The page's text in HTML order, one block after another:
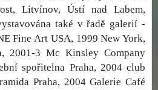
Litvínov, Ústí nad Labem,
také v řadě galerií -
Fine Art USA, 1999 New York,
2001-3 Mc Kinsley Company
spořitelna Praha, 2004 club
Praha, 2004 Galerie Café